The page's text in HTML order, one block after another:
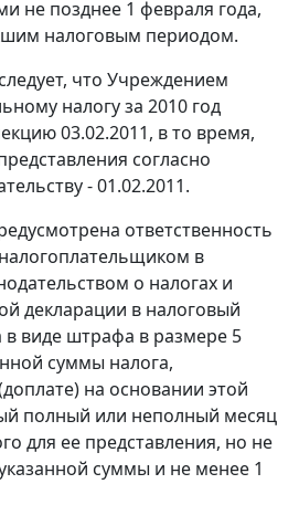
не позднее 1 февраля года,
налоговым периодом.
что Учреждением
налогу за 2010 год
03.02.2011, в то время,
согласно
- 01.02.2011.
ответственность
в
о налогах и
декларации в налоговый
в виде штрафа в размере 5
суммы налога,
на основании этой
полный или неполный месяц
для ее представления, но не
суммы и не менее 1